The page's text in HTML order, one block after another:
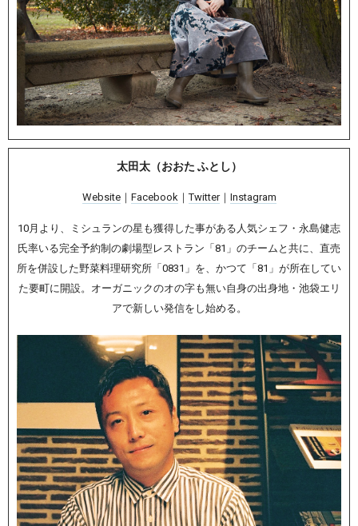
太田太（おおた ふとし）
Website｜ Facebook｜Twitter｜ Instagram
10月より、ミシュランの星も獲得した事がある人気シェフ・永島健志
氏率いる完全予約制の劇場型レストラン「81」のチームと共に、直売
所を併設した野菜料理研究所「0831」を、かつて「81」が所在してい
た要町に開設。オーガニックのオの字も無い自身の出身地・池袋エリ
アで新しい発信をし始める。